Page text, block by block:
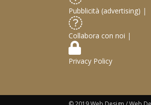
Pubblicità (advertising) |
Collabora con noi |
Privacy Policy